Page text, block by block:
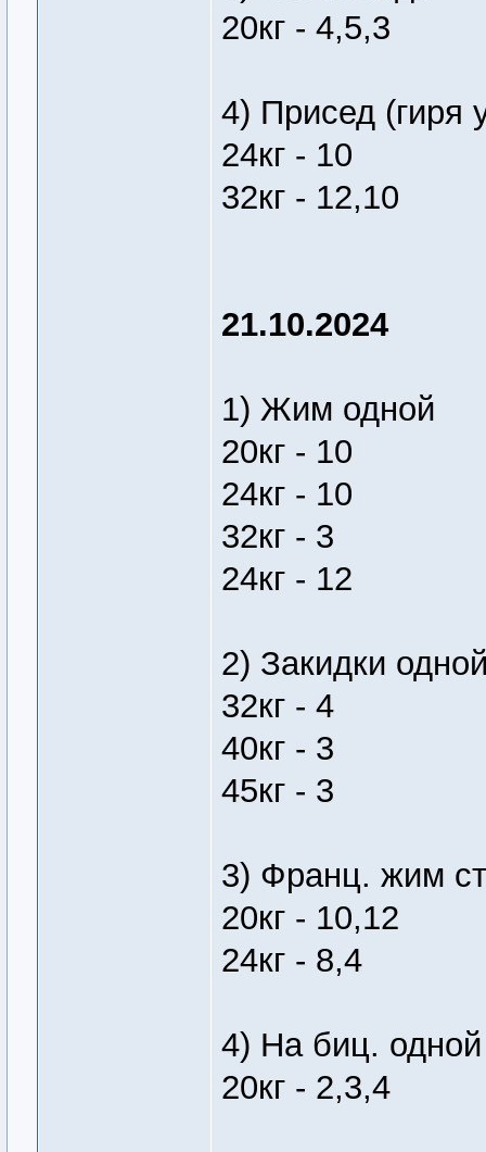
20кг - 4,5,3
4) Присед (гиря
24кг - 10
32кг - 12,10
21.10.2024
1) Жим одной
20кг - 10
24кг - 10
32кг - 3
24кг - 12
2) Закидки
32кг - 4
40кг - 3
45кг - 3
3) Франц. жим
20кг - 10,12
24кг - 8,4
4) На биц. одной
20кг - 2,3,4